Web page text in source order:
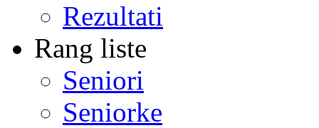
Rezultati
Rang liste
Seniori
Seniorke